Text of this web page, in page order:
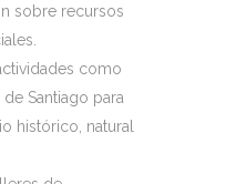
sobre recursos
como
Santiago para
histórico, natural